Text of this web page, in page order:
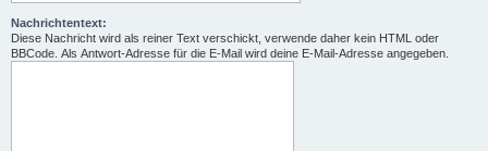
Nachrichtentext:
Diese Nachricht wird als reiner Text verschickt, verwende daher kein HTML oder
BBCode. Als Antwort-Adresse für die E-Mail wird deine E-Mail-Adresse angegeben.